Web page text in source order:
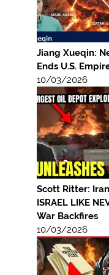
Jiang Xueqin:
Ends U.S.
10/03/2026
Scott Ritter: Iran
ISRAEL LIKE
War Backfires
10/03/2026